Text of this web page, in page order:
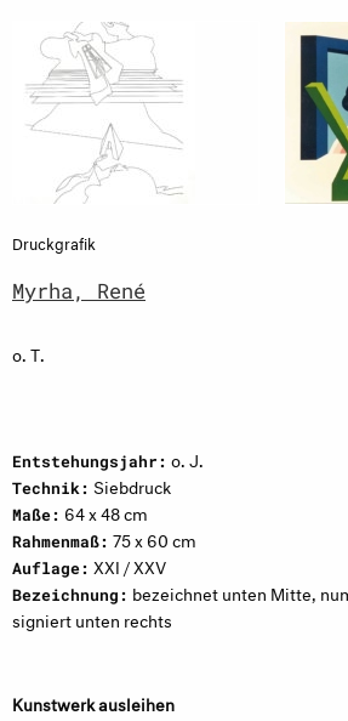
Druckgrafik
Myrha, René
o. T.
Entstehungsjahr: o. J.
Technik: Siebdruck
Maße: 64 x 48 cm
Rahmenmaß: 75 x 60 cm
Auflage: XXI / XXV
Bezeichnung: bezeichnet unten Mitte,
signiert unten rechts
Kunstwerk ausleihen